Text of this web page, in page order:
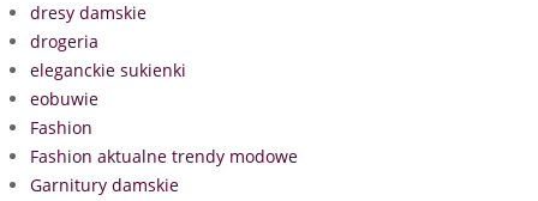
dresy damskie
drogeria
eleganckie sukienki
eobuwie
Fashion
Fashion aktualne trendy modowe
Garnitury damskie